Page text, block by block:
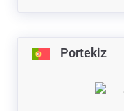
Portekiz